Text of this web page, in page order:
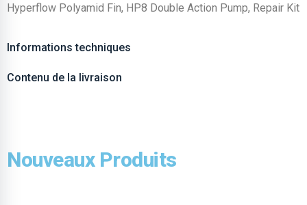
Hyperflow Polyamid Fin, HP8 Double Action Pump, Repair Kit
Informations techniques
Contenu de la livraison
Nouveaux Produits